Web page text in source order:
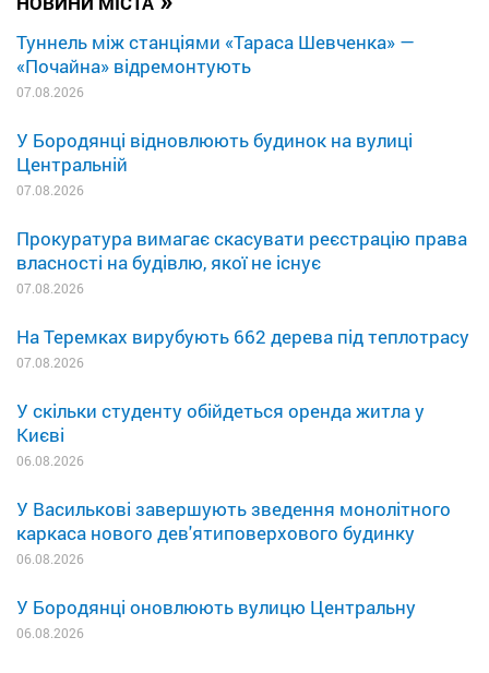
Туннель між станціями «Тараса Шевченка» —
«Почайна» відремонтують
07.08.2026
У Бородянці відновлюють будинок на вулиці
Центральній
07.08.2026
Прокуратура вимагає скасувати реєстрацію права
власності на будівлю, якої не існує
07.08.2026
На Теремках вирубують 662 дерева під теплотрасу
07.08.2026
У скільки студенту обійдеться оренда житла у
Києві
06.08.2026
У Василькові завершують зведення монолітного
каркаса нового дев'ятиповерхового будинку
06.08.2026
У Бородянці оновлюють вулицю Центральну
06.08.2026